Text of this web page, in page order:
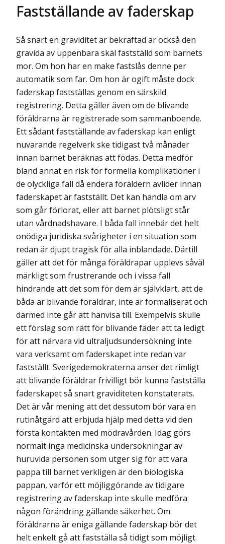
Fastställande av faderskap
Så snart en graviditet är bekräftad är också den
gravida av uppenbara skäl fastställd som barnets
mor. Om hon har en make fastslås denne per
automatik som far. Om hon är ogift måste dock
faderskap fastställas genom en särskild
registrering. Detta gäller även om de blivande
föräldrarna är registrerade som sammanboende.
Ett sådant fastställande av faderskap kan enligt
nuvarande regelverk ske tidigast två månader
innan barnet beräknas att födas. Detta medför
bland annat en risk för formella komplikationer i
de olyckliga fall då endera föräldern avlider innan
faderskapet är fastställt. Det kan handla om arv
som går förlorat, eller att barnet plötsligt står
utan vårdnadshavare. I båda fall innebär det helt
onödiga juridiska svårigheter i en situation som
redan är djupt tragisk för alla inblandade. Därtill
gäller att det för många föräldrapar upplevs såväl
märkligt som frustrerande och i vissa fall
hindrande att det som för dem är självklart, att de
båda är blivande föräldrar, inte är formaliserat och
därmed inte går att hänvisa till. Exempelvis skulle
ett förslag som rätt för blivande fäder att ta ledigt
för att närvara vid ultraljudsundersökning inte
vara verksamt om faderskapet inte redan var
fastställt. Sverigedemokraterna anser det rimligt
att blivande föräldrar frivilligt bör kunna fastställa
faderskapet så snart graviditeten konstaterats.
Det är vår mening att det dessutom bör vara en
rutinåtgärd att erbjuda hjälp med detta vid den
första kontakten med mödravården. Idag görs
normalt inga medicinska undersökningar av
huruvida personen som utger sig för att vara
pappa till barnet verkligen är den biologiska
pappan, varför ett möjliggörande av tidigare
registrering av faderskap inte skulle medföra
någon förändring gällande säkerhet. Om
föräldrarna är eniga gällande faderskap bör det
helt enkelt gå att fastställa så tidigt som möjligt.